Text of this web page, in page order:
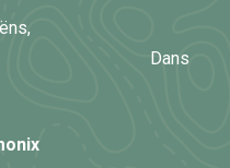
Savoie Dans